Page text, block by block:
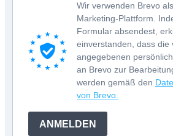
Wir verwenden Brevo
Marketing-Plattform.
Formular absendest,
einverstanden, dass die
angegebenen
an Brevo zur
werden gemäß den
von Brevo.
ANMELDEN